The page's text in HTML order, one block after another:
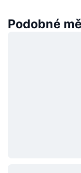
Podobné